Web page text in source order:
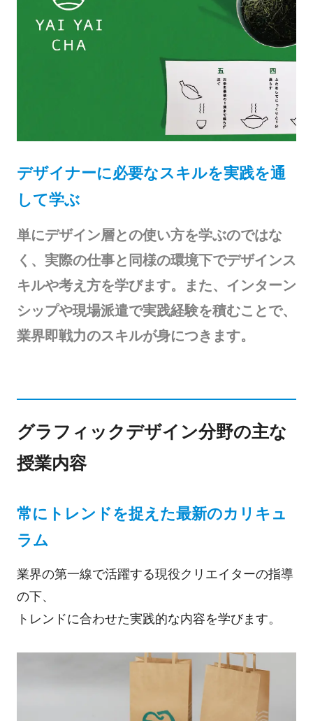
デザイナーに必要なスキルを実践を通
して学ぶ
単にデザイン層との使い方を学ぶのではな
く、実際の仕事と同様の環境下でデザインス
キルや考え方を学びます。また、インターン
シップや現場派遣で実践経験を積むことで、
業界即戦力のスキルが身につきます。
グラフィックデザイン分野の主な
授業内容
常にトレンドを捉えた最新のカリキュ
ラム
業界の第一線で活躍する現役クリエイターの指導
の下、
トレンドに合わせた実践的な内容を学びます。